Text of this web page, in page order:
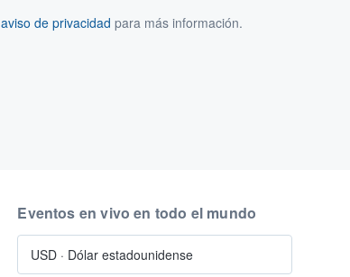
aviso de privacidad para más información.
Eventos en vivo en todo el mundo
USD · Dólar estadounidense